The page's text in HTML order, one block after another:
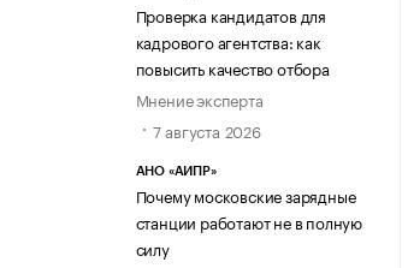
Проверка кандидатов для
кадрового агентства: как
повысить качество отбора
Мнение эксперта
7 августа 2026
АНО «АИПР»
Почему московские зарядные
станции работают не в полную
силу